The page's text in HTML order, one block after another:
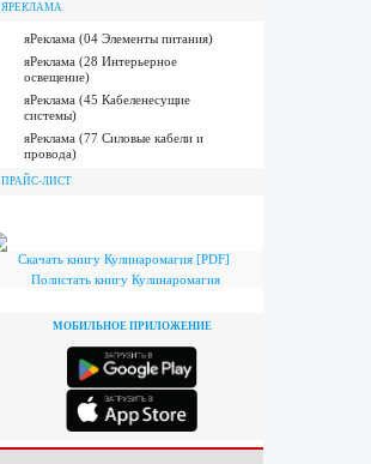
ЯРЕКЛАМА
яРеклама (04 Элементы питания)
яРеклама (28 Интерьерное
освещение)
яРеклама (45 Кабеленесущие
системы)
яРеклама (77 Силовые кабели и
провода)
ПРАЙС-ЛИСТ
Скачать книгу Кулинаромагия [PDF]
Полистать книгу Кулинаромагия
МОБИЛЬНОЕ ПРИЛОЖЕНИЕ